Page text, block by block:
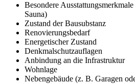
Besondere
Sauna)
Zustand der Bausubstanz
Renovierungsbedarf
Energetischer Zustand
Denkmalschutzauflagen
Anbindung an die Infrastruktur
Wohnlage
Nebengebäude (z. B. Garagen